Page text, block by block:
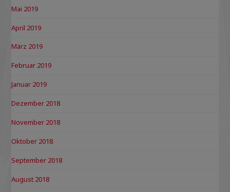
Mai 2019
April 2019
März 2019
Februar 2019
Januar 2019
Dezember 2018
November 2018
Oktober 2018
September 2018
August 2018